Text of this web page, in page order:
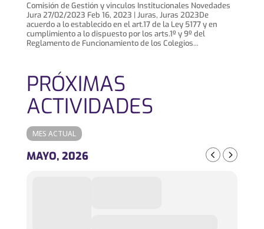
Comisión de Gestión y vinculos Institucionales Novedades
Jura 27/02/2023 Feb 16, 2023 | Juras, Juras 2023De
acuerdo a lo establecido en el art.17 de la Ley 5177 y en
cumplimiento a lo dispuesto por los arts.1º y 9º del
Reglamento de Funcionamiento de los Colegios...
PRÓXIMAS
ACTIVIDADES
MES ACTUAL
MAYO, 2026